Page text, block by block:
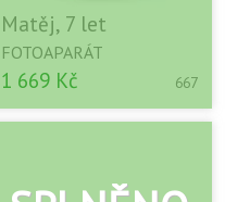
Matěj, 7 let
FOTOAPARÁT
1 669 Kč 667